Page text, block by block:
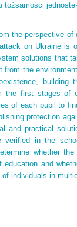
tożsamości
the perspective
on Ukraine is
solutions that
from the
building
the first stages of
of each pupil to
protection
and practical
in the
whether
and
individuals in